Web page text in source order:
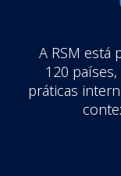
A RSM está
120
práticas